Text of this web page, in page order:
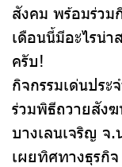
สังคม พร้อมร่ว
เดือนนี้มีอะไรน่
ครับ!
กิจกรรมเด่นปร
ร่วมพิธีถวายสัง
บางเลนเจริญ จ
เผยทิศทางธุรกิ